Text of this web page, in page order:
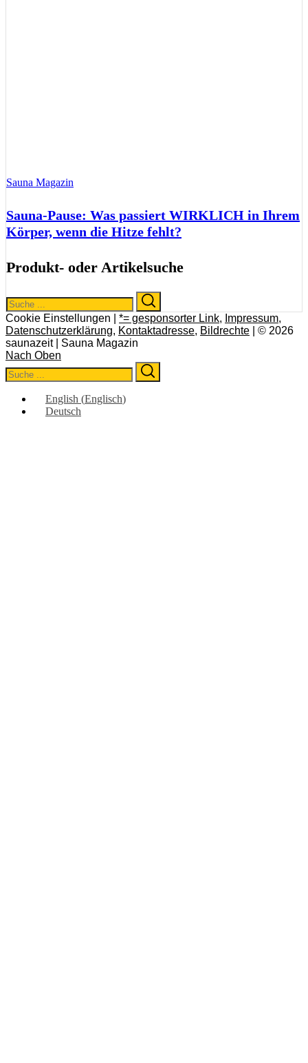
Sauna Magazin
Sauna-Pause: Was passiert WIRKLICH in Ihrem
Körper, wenn die Hitze fehlt?
Produkt- oder Artikelsuche
Search
for:
Cookie Einstellungen | *= gesponsorter Link, Impressum,
Datenschutzerklärung, Kontaktadresse, Bildrechte | © 2026
saunazeit | Sauna Magazin
Nach Oben
Search
for:
English (Englisch)
Deutsch